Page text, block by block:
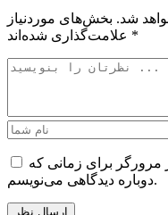
شد. بخش‌های موردنیاز
*
مرورگر برای زمانی که
دوباره دیدگاهی می‌نویسم.